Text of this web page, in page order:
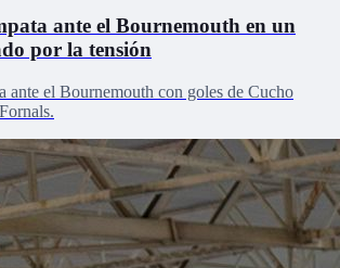
ante el Bournemouth en un
por la tensión
ante el Bournemouth con goles de Cucho